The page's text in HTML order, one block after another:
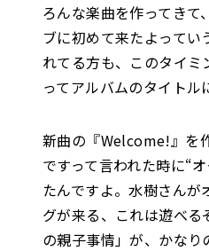
ろんな楽曲を作ってき
ブに初めて来たよって
れてる方も、このタイ
ってアルバムのタイトル
新曲の『Welcome!』を
ですって言われた時に“
たんですよ。水樹さん
グが来る、これは遊べ
の親子事情」が、かな